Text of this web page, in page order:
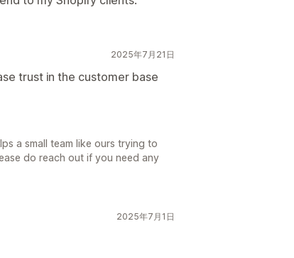
2025年7月21日
trust in the customer base
a small team like ours trying to
do reach out if you need any
2025年7月1日